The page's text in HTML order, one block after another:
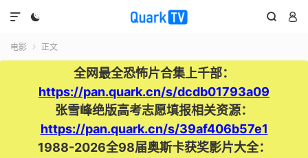
  

电影  正文
全网最全恐怖片合集上千部：
https://pan.quark.cn/s/dcdb01793a09
张雪峰绝版高考志愿填报相关资源：
https://pan.quark.cn/s/39af406b57e1
1988-2026全98届奥斯卡获奖影片大全：